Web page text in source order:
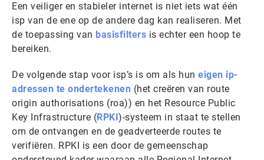
Een veiliger en stabieler internet is niet iets wat één
isp van de ene op de andere dag kan realiseren. Met
de toepassing van basisfilters is echter een hoop te
bereiken.
De volgende stap voor isp’s is om als hun eigen ip-
adressen te ondertekenen (het creëren van route
origin authorisations (roa)) en het Resource Public
Key Infrastructure (RPKI)-systeem in staat te stellen
om de ontvangen en de geadverteerde routes te
verifiëren. RPKI is een door de gemeenschap